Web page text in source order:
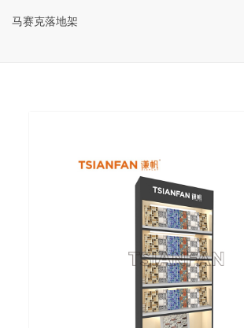
马赛克落地架